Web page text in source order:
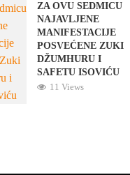
ZA OVU SEDMICU
NAJAVLJENE
MANIFESTACIJE
POSVEĆENE ZUKI
DŽUMHURU I
SAFETU ISOVIĆU
11 Views